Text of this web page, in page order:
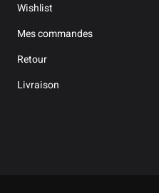
Wishlist
Mes commandes
Retour
Livraison